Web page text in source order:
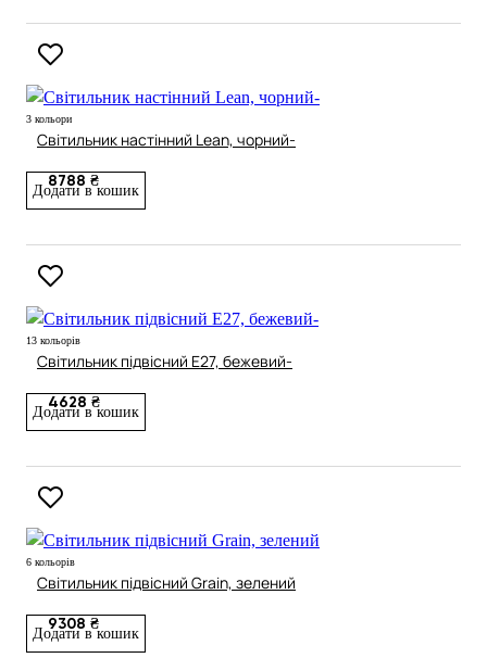
3 кольори
Світильник настінний Lean, чорний-
8788 ₴
Додати в кошик
13 кольорів
Світильник підвісний E27, бежевий-
4628 ₴
Додати в кошик
6 кольорів
Світильник підвісний Grain, зелений
9308 ₴
Додати в кошик